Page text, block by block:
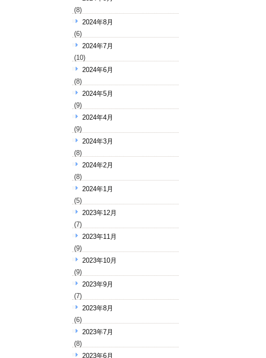
(8)
2024年8月
(6)
2024年7月
(10)
2024年6月
(8)
2024年5月
(9)
2024年4月
(9)
2024年3月
(8)
2024年2月
(8)
2024年1月
(5)
2023年12月
(7)
2023年11月
(9)
2023年10月
(9)
2023年9月
(7)
2023年8月
(6)
2023年7月
(8)
2023年6月